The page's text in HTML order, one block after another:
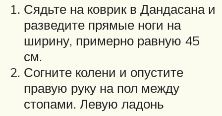
Сядьте на коврик в Дандасана и
разведите прямые ноги на
ширину, примерно равную 45
см.
Согните колени и опустите
правую руку на пол между
стопами. Левую ладонь